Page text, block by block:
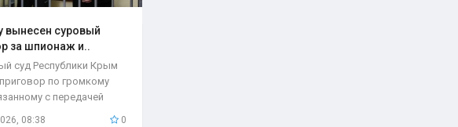
вынесен суровый
за шпионаж и..
суд Республики Крым
по громкому
с передачей
08:38 0